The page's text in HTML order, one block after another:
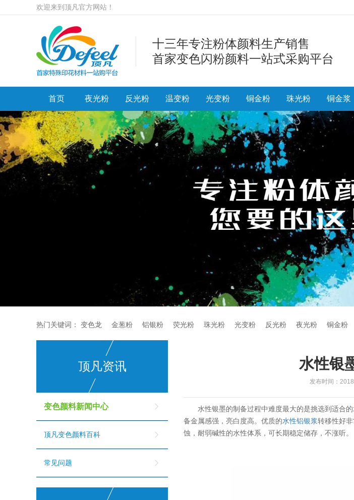
欢迎来到顶凡官方网站！
十三年专注粉体颜料生产销售
首家变色闪粉颜料一站式采购平台
首页 夜光粉 反光粉 温变粉 光变粉 铜金粉 珠光粉 铜金浆
热门关键词： 变色龙 金葱粉 铝银粉 荧光粉 珠光粉 光变粉 反光粉 夜光粉 铜金粉
顶凡资讯
变色颜料新闻中心
顶凡变色颜料百科
常见问题
水性银
发布时间：
水性银墨的制备过程中难度最大的是挑选到适合的
备金属感强，亮白度高。优质的水性铝银浆转移性好
蚀，耐弱碱性的水性体系，可长期稳定储存，不涨听。